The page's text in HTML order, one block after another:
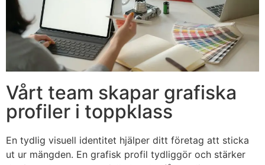
Vårt team skapar grafiska
profiler i toppklass
En tydlig visuell identitet hjälper ditt företag att sticka
ut ur mängden. En grafisk profil tydliggör och stärker